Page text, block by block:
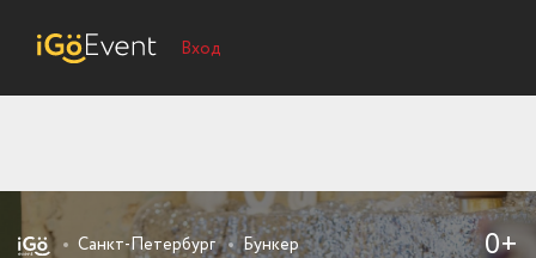
Вход
Санкт-Петербург Бункер 0+